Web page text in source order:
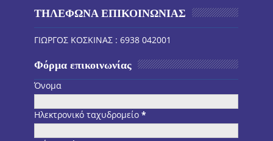
ΤΗΛΕΦΩΝΑ ΕΠΙΚΟΙΝΩΝΙΑΣ
ΓΙΩΡΓΟΣ ΚΟΣΚΙΝΑΣ : 6938 042001
Φόρμα επικοινωνίας
Όνομα
Ηλεκτρονικό ταχυδρομείο*